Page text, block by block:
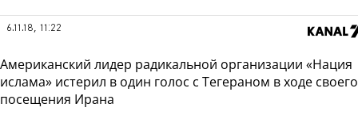
6.11.18, 11:22
Американский лидер радикальной организации «Нация
ислама» истерил в один голос с Тегераном в ходе своего
посещения Ирана